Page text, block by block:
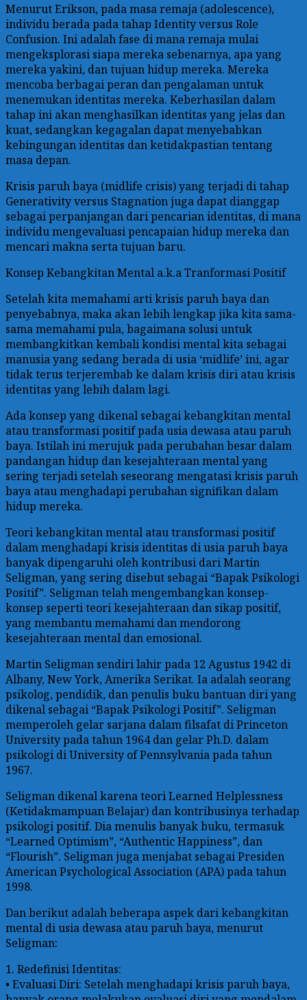
Menurut Erikson, pada masa remaja (adolescence),
individu berada pada tahap Identity versus Role
Confusion. Ini adalah fase di mana remaja mulai
mengeksplorasi siapa mereka sebenarnya, apa yang
mereka yakini, dan tujuan hidup mereka. Mereka
mencoba berbagai peran dan pengalaman untuk
menemukan identitas mereka. Keberhasilan dalam
tahap ini akan menghasilkan identitas yang jelas dan
kuat, sedangkan kegagalan dapat menyebabkan
kebingungan identitas dan ketidakpastian tentang
masa depan.
Krisis paruh baya (midlife crisis) yang terjadi di tahap
Generativity versus Stagnation juga dapat dianggap
sebagai perpanjangan dari pencarian identitas, di mana
individu mengevaluasi pencapaian hidup mereka dan
mencari makna serta tujuan baru.
Konsep Kebangkitan Mental a.k.a Tranformasi Positif
Setelah kita memahami arti krisis paruh baya dan
penyebabnya, maka akan lebih lengkap jika kita sama-
sama memahami pula, bagaimana solusi untuk
membangkitkan kembali kondisi mental kita sebagai
manusia yang sedang berada di usia ‘midlife’ ini, agar
tidak terus terjerembab ke dalam krisis diri atau krisis
identitas yang lebih dalam lagi.
Ada konsep yang dikenal sebagai kebangkitan mental
atau transformasi positif pada usia dewasa atau paruh
baya. Istilah ini merujuk pada perubahan besar dalam
pandangan hidup dan kesejahteraan mental yang
sering terjadi setelah seseorang mengatasi krisis paruh
baya atau menghadapi perubahan signifikan dalam
hidup mereka.
Teori kebangkitan mental atau transformasi positif
dalam menghadapi krisis identitas di usia paruh baya
banyak dipengaruhi oleh kontribusi dari Martin
Seligman, yang sering disebut sebagai “Bapak Psikologi
Positif”. Seligman telah mengembangkan konsep-
konsep seperti teori kesejahteraan dan sikap positif,
yang membantu memahami dan mendorong
kesejahteraan mental dan emosional.
Martin Seligman sendiri lahir pada 12 Agustus 1942 di
Albany, New York, Amerika Serikat. Ia adalah seorang
psikolog, pendidik, dan penulis buku bantuan diri yang
dikenal sebagai “Bapak Psikologi Positif”. Seligman
memperoleh gelar sarjana dalam filsafat di Princeton
University pada tahun 1964 dan gelar Ph.D. dalam
psikologi di University of Pennsylvania pada tahun
1967.
Seligman dikenal karena teori Learned Helplessness
(Ketidakmampuan Belajar) dan kontribusinya terhadap
psikologi positif. Dia menulis banyak buku, termasuk
“Learned Optimism”, “Authentic Happiness”, dan
“Flourish”. Seligman juga menjabat sebagai Presiden
American Psychological Association (APA) pada tahun
1998.
Dan berikut adalah beberapa aspek dari kebangkitan
mental di usia dewasa atau paruh baya, menurut
Seligman:
1. Redefinisi Identitas:
• Evaluasi Diri: Setelah menghadapi krisis paruh baya,